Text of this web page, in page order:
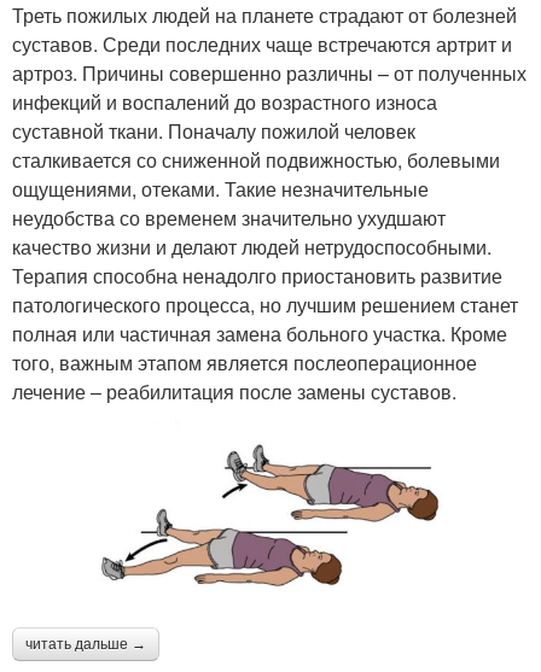
Треть пожилых людей на планете страдают от болезней
суставов. Среди последних чаще встречаются артрит и
артроз. Причины совершенно различны – от полученных
инфекций и воспалений до возрастного износа
суставной ткани. Поначалу пожилой человек
сталкивается со сниженной подвижностью, болевыми
ощущениями, отеками. Такие незначительные
неудобства со временем значительно ухудшают
качество жизни и делают людей нетрудоспособными.
Терапия способна ненадолго приостановить развитие
патологического процесса, но лучшим решением станет
полная или частичная замена больного участка. Кроме
того, важным этапом является послеоперационное
лечение – реабилитация после замены суставов.
читать дальше →